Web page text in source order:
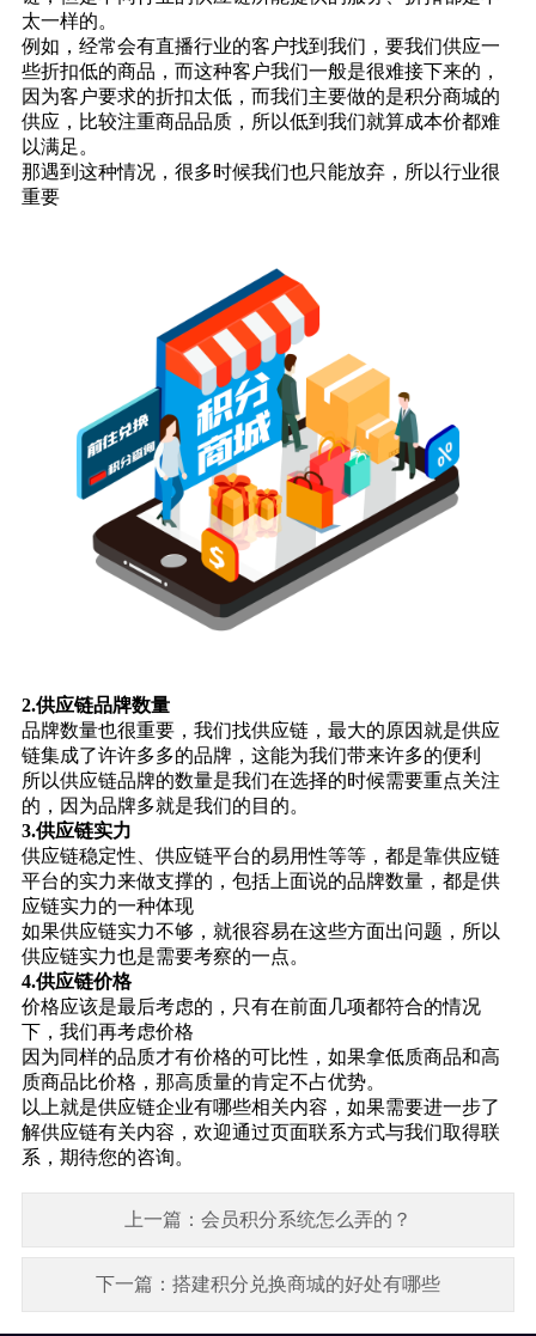
太一样的。
例如，经常会有直播行业的客户找到我们，要我们供应一
些折扣低的商品，而这种客户我们一般是很难接下来的，
因为客户要求的折扣太低，而我们主要做的是积分商城的
供应，比较注重商品品质，所以低到我们就算成本价都难
以满足。
那遇到这种情况，很多时候我们也只能放弃，所以行业很
重要
2.供应链品牌数量
品牌数量也很重要，我们找供应链，最大的原因就是供应
链集成了许许多多的品牌，这能为我们带来许多的便利
所以供应链品牌的数量是我们在选择的时候需要重点关注
的，因为品牌多就是我们的目的。
3.供应链实力
供应链稳定性、供应链平台的易用性等等，都是靠供应链
平台的实力来做支撑的，包括上面说的品牌数量，都是供
应链实力的一种体现
如果供应链实力不够，就很容易在这些方面出问题，所以
供应链实力也是需要考察的一点。
4.供应链价格
价格应该是最后考虑的，只有在前面几项都符合的情况
下，我们再考虑价格
因为同样的品质才有价格的可比性，如果拿低质商品和高
质商品比价格，那高质量的肯定不占优势。
以上就是供应链企业有哪些相关内容，如果需要进一步了
解供应链有关内容，欢迎通过页面联系方式与我们取得联
系，期待您的咨询。
上一篇：会员积分系统怎么弄的？
下一篇：搭建积分兑换商城的好处有哪些